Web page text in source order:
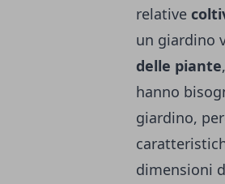
relative
un giardino
delle piante
hanno
giardino,
dimensioni